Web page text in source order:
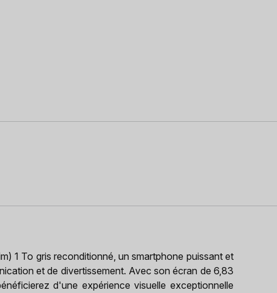
1 To gris reconditionné, un smartphone puissant et
et de divertissement. Avec son écran de 6,83
d'une expérience visuelle exceptionnelle